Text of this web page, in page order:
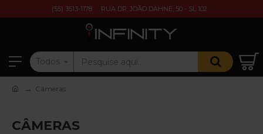
(55) 3513-1178 RUA DR. JOÃO DAHNE, 50 - SL 102
Todos
Câmeras
CÂMERAS